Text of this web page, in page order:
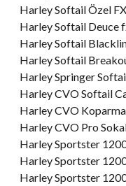
Harley Softail Özel
Harley Softail Deuce
Harley Softail
Harley Softail
Harley Springer
Harley CVO Softail
Harley CVO Koparma
Harley CVO Pro
Harley Sportster
Harley Sportster
Harley Sportster